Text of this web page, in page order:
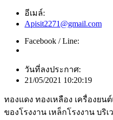
อีเมล์:
Apisit2271@gmail.com
Facebook / Line:
วันที่ลงประกาศ:
21/05/2021 10:20:19
ทองแดง ทองเหลือง เครื่องย
ของโรงงาน เหล็กโรงงาน บริ